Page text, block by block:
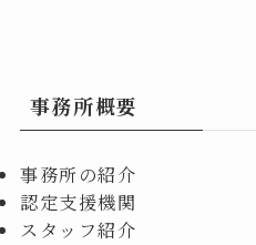
事務所概要
事務所の紹介
認定支援機関
スタッフ紹介